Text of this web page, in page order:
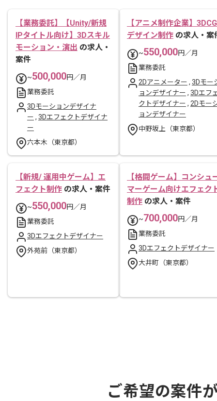
【業務委託】【Unity/新規
IPタイトル向け】3Dスキル
モーション・演出 の求人・
案件
~500,000円／月
業務委託
3Dモーションデザイナ
ー , 3Dエフェクトデザイナ
ー
六本木（東京都）
【アニメ制作企業】3DCG
デザイン制作 の求人・案
~550,000円／月
業務委託
2Dアニメーター , 3Dモー
ョンデザイナー , 3Dエフ
クトデザイナー , 2Dモー
ョンデザイナー
中野坂上（東京都）
【新規/ 運用中ゲーム】エ
フェクト制作 の求人・案件
~550,000円／月
業務委託
3Dエフェクトデザイナー
外苑前（東京都）
【格闘ゲーム】コンシュ
マーゲーム向けエフェク
制作 の求人・案件
~700,000円／月
業務委託
3Dエフェクトデザイナー
大井町（東京都）
ご希望の案件